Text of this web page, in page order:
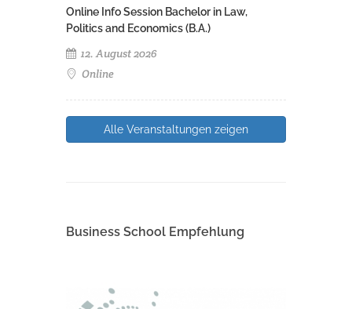
Online Info Session Bachelor in Law,
Politics and Economics (B.A.)
12. August 2026
Online
Alle Veranstaltungen zeigen
Business School Empfehlung